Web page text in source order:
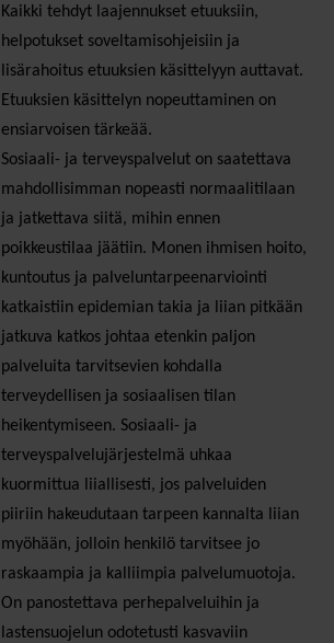
Kaikki tehdyt laajennukset etuuksiin,
helpotukset soveltamisohjeisiin ja
lisärahoitus etuuksien käsittelyyn auttavat.
Etuuksien käsittelyn nopeuttaminen on
ensiarvoisen tärkeää.
Sosiaali- ja terveyspalvelut on saatettava
mahdollisimman nopeasti normaalitilaan
ja jatkettava siitä, mihin ennen
poikkeustilaa jäätiin. Monen ihmisen hoito,
kuntoutus ja palveluntarpeenarviointi
katkaistiin epidemian takia ja liian pitkään
jatkuva katkos johtaa etenkin paljon
palveluita tarvitsevien kohdalla
terveydellisen ja sosiaalisen tilan
heikentymiseen. Sosiaali- ja
terveyspalvelujärjestelmä uhkaa
kuormittua liiallisesti, jos palveluiden
piiriin hakeudutaan tarpeen kannalta liian
myöhään, jolloin henkilö tarvitsee jo
raskaampia ja kalliimpia palvelumuotoja.
On panostettava perhepalveluihin ja
lastensuojelun odotetusti kasvaviin